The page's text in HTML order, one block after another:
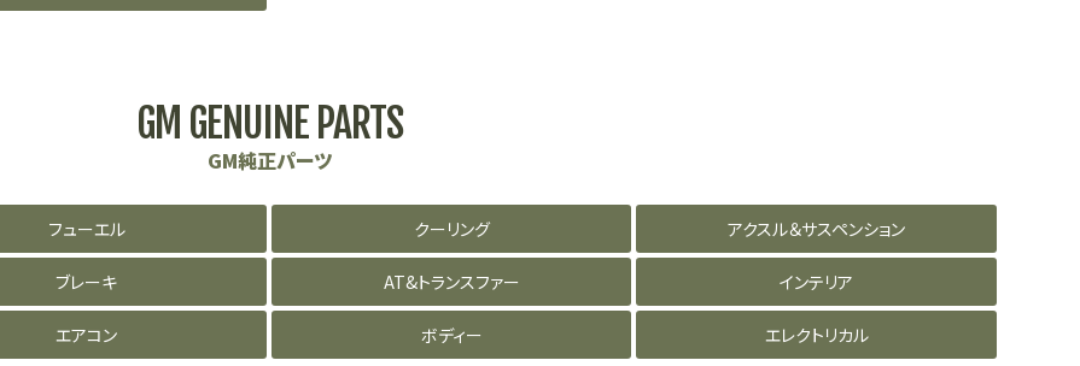
GM GENUINE PARTS
GM純正パーツ
フューエル クーリング アクスル＆サスペンション
ブレーキ AT&トランスファー インテリア
エアコン ボディー エレクトリカル